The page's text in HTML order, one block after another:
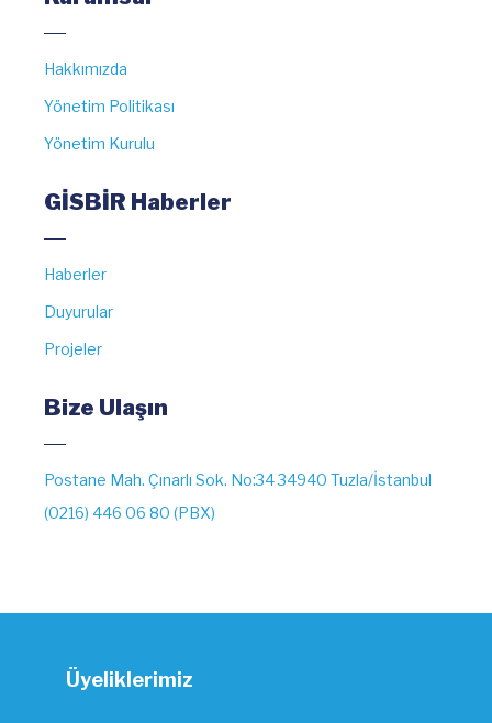
Hakkımızda
Yönetim Politikası
Yönetim Kurulu
GİSBİR Haberler
Haberler
Duyurular
Projeler
Bize Ulaşın
Postane Mah. Çınarlı Sok. No:34 34940 Tuzla/İstanbul
(0216) 446 06 80 (PBX)
Üyeliklerimiz